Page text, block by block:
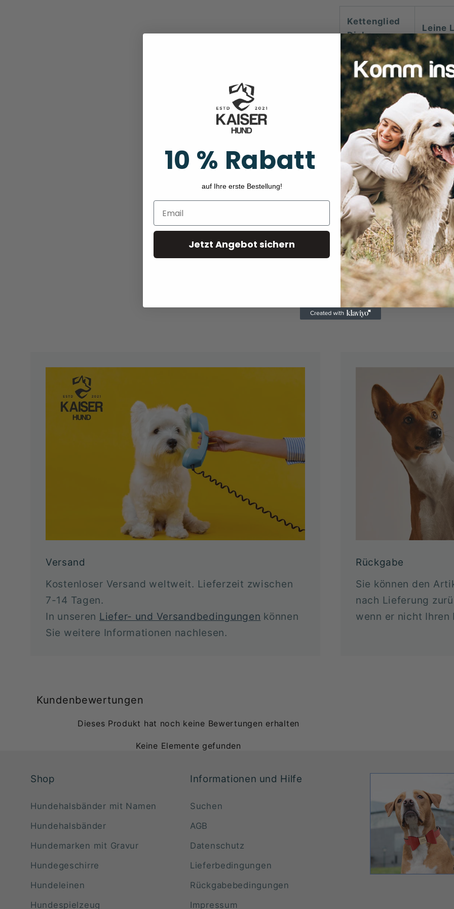
Kettenglied
Dicke
Leine
2 mm 120 cm
3 mm 120 cm
4 mm 120 cm
Um mehr von unserer
Siehier.
Haben Sie Fragen,
Sie uns bitte unter
Versand
Kostenloser Versand weltweit. Lieferzeit zwischen
7-14 Tagen.
In unseren Liefer- und Versandbedingungen können
Sie weitere Informationen nachlesen.
Rückgabe
Sie können den
nach Lieferung
wenn er nicht
Kundenbewertungen
Dieses Produkt hat noch keine Bewertungen erhalten
Keine Elemente gefunden
Shop
Hundehalsbänder mit Namen
Hundehalsbänder
Hundemarken mit Gravur
Hundegeschirre
Hundeleinen
Hundespielzeug
Informationen und Hilfe
Suchen
AGB
Datenschutz
Lieferbedingungen
Rückgabebedingungen
Impressum
10 % Rabatt
auf Ihre erste Bestellung!
Email
Jetzt Angebot sichern